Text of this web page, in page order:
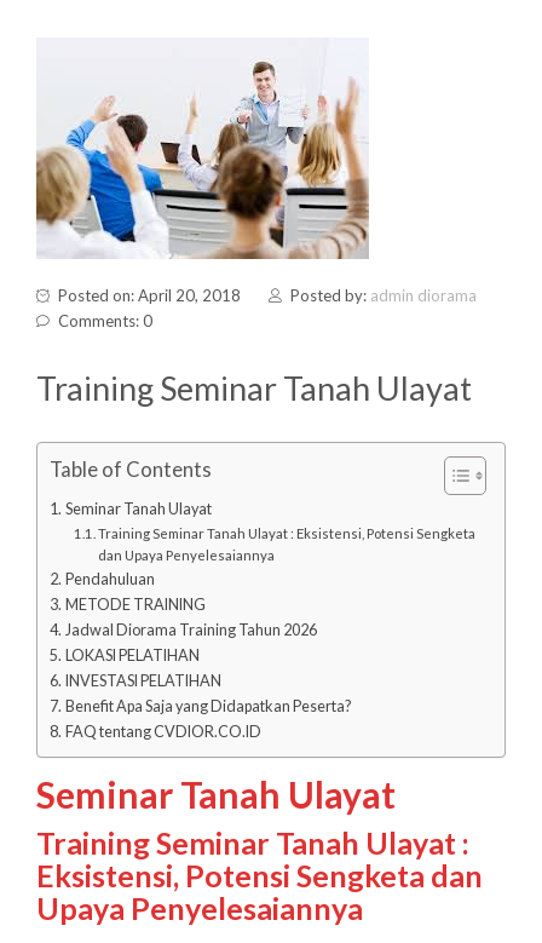
Posted on: April 20, 2018 Posted by: admin diorama
Comments: 0
Training Seminar Tanah Ulayat
Table of Contents
Seminar Tanah Ulayat
Training Seminar Tanah Ulayat : Eksistensi, Potensi Sengketa
dan Upaya Penyelesaiannya
Pendahuluan
METODE TRAINING
Jadwal Diorama Training Tahun 2026
LOKASI PELATIHAN
INVESTASI PELATIHAN
Benefit Apa Saja yang Didapatkan Peserta?
FAQ tentang CVDIOR.CO.ID
Seminar Tanah Ulayat
Training Seminar Tanah Ulayat :
Eksistensi, Potensi Sengketa dan
Upaya Penyelesaiannya